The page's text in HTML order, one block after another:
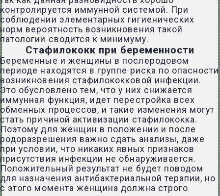
контролируется иммунной системой. При
соблюдении элементарных гигиенических
норм вероятность возникновения такой
патологии сводится к минимуму.
Стафилококк при беременности
Беременные и женщины в послеродовом
периоде находятся в группе риска по опасности
возникновения стафилококковой инфекции.
Это обусловлено тем, что у них снижается
иммунная функция, идет перестройка всех
обменных процессов, и такие изменения могут
стать причиной активизации стафилококка.
Поэтому для женщин в положении и после
родоразрешения важно сдать анализы, даже
при условии, что никаких явных признаков
присутствия инфекции не обнаруживается.
Положительный результат не будет поводом
для назначения антибактериальной терапии, но
с этого момента женщина должна строго